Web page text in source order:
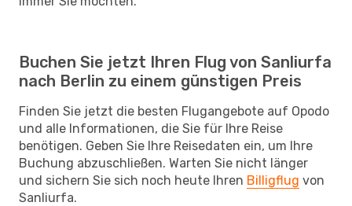
Buchen Sie jetzt Ihren Flug von Sanliurfa
nach Berlin zu einem günstigen Preis
Finden Sie jetzt die besten Flugangebote auf Opodo
und alle Informationen, die Sie für Ihre Reise
benötigen. Geben Sie Ihre Reisedaten ein, um Ihre
Buchung abzuschließen. Warten Sie nicht länger
und sichern Sie sich noch heute Ihren Billigflug von
Sanliurfa.